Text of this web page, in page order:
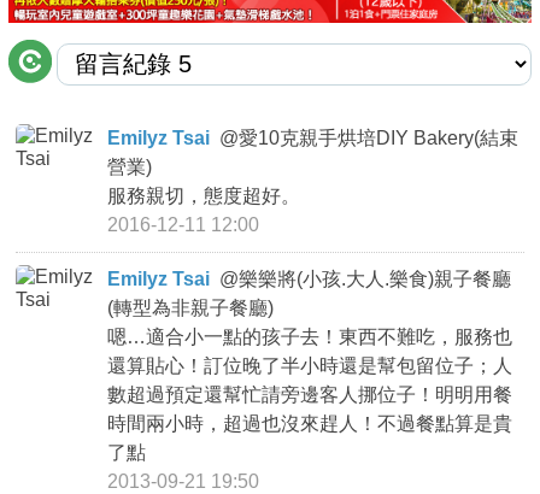
討論區
聯絡我們
APP下載
Emilyz Tsai @愛10克親手烘培DIY Bakery(結束
營業)
服務親切，態度超好。
2016-12-11 12:00
Emilyz Tsai @樂樂將(小孩.大人.樂食)親子餐廳
(轉型為非親子餐廳)
嗯…適合小一點的孩子去！東西不難吃，服務也
還算貼心！訂位晚了半小時還是幫包留位子；人
數超過預定還幫忙請旁邊客人挪位子！明明用餐
時間兩小時，超過也沒來趕人！不過餐點算是貴
了點
2013-09-21 19:50